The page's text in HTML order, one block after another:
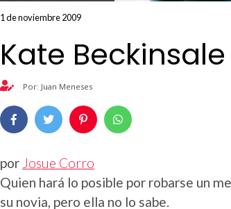
1 de noviembre 2009
Kate Beckinsale
Por: Juan Meneses
por Josue Corro
Quien hará lo posible por robarse un
su novia, pero ella no lo sabe.